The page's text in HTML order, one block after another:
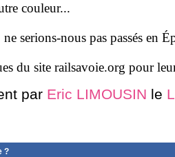
couleur...
serions-nous pas passés en
du site railsavoie.org pour
par Eric LIMOUSIN le
?